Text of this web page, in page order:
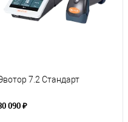
7.2 Стандарт
090 ₽